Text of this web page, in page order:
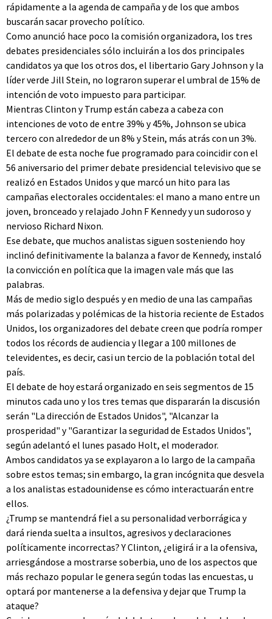
rápidamente a la agenda de campaña y de los que ambos
buscarán sacar provecho político.
Como anunció hace poco la comisión organizadora, los tres
debates presidenciales sólo incluirán a los dos principales
candidatos ya que los otros dos, el libertario Gary Johnson y la
líder verde Jill Stein, no lograron superar el umbral de 15% de
intención de voto impuesto para participar.
Mientras Clinton y Trump están cabeza a cabeza con
intenciones de voto de entre 39% y 45%, Johnson se ubica
tercero con alrededor de un 8% y Stein, más atrás con un 3%.
El debate de esta noche fue programado para coincidir con el
56 aniversario del primer debate presidencial televisivo que se
realizó en Estados Unidos y que marcó un hito para las
campañas electorales occidentales: el mano a mano entre un
joven, bronceado y relajado John F Kennedy y un sudoroso y
nervioso Richard Nixon.
Ese debate, que muchos analistas siguen sosteniendo hoy
inclinó definitivamente la balanza a favor de Kennedy, instaló
la convicción en política que la imagen vale más que las
palabras.
Más de medio siglo después y en medio de una las campañas
más polarizadas y polémicas de la historia reciente de Estados
Unidos, los organizadores del debate creen que podría romper
todos los récords de audiencia y llegar a 100 millones de
televidentes, es decir, casi un tercio de la población total del
país.
El debate de hoy estará organizado en seis segmentos de 15
minutos cada uno y los tres temas que dispararán la discusión
serán "La dirección de Estados Unidos", "Alcanzar la
prosperidad" y "Garantizar la seguridad de Estados Unidos",
según adelantó el lunes pasado Holt, el moderador.
Ambos candidatos ya se explayaron a lo largo de la campaña
sobre estos temas; sin embargo, la gran incógnita que desvela
a los analistas estadounidense es cómo interactuarán entre
ellos.
¿Trump se mantendrá fiel a su personalidad verborrágica y
dará rienda suelta a insultos, agresivos y declaraciones
políticamente incorrectas? Y Clinton, ¿eligirá ir a la ofensiva,
arriesgándose a mostrarse soberbia, uno de los aspectos que
más rechazo popular le genera según todas las encuestas, u
optará por mantenerse a la defensiva y dejar que Trump la
ataque?